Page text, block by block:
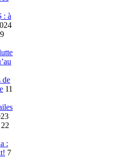
: à
de
11
22
:
7